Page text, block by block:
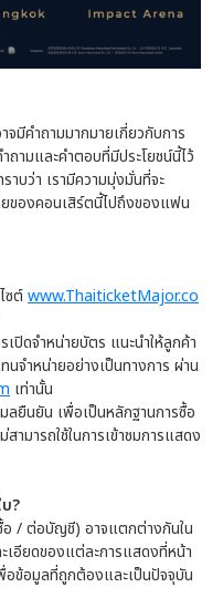
มีคำถามมากมายเกี่ยวกับการ
ถามและคำตอบที่มีประโยชน์นี้ไว้
าบว่า เรามีความมุ่งมั่นที่จะ
ของคอนเสิร์ตนี้ไปถึงของแฟน
ซต์www.ThaiticketMajor.co
ปิดจำหน่ายบัตร แนะนำให้ลูกค้า
นจำหน่ายอย่างเป็นทางการ ผ่าน
เท่านั้น
ลยืนยัน เพื่อเป็นหลักฐานการซื้อ
ามารถใช้ในการเข้าชมการแสดง
?
อ / ต่อบัญชี) อาจแตกต่างกันใน
อียดของแต่ละการแสดงที่หน้า
อข้อมูลที่ถูกต้องและเป็นปัจจุบัน